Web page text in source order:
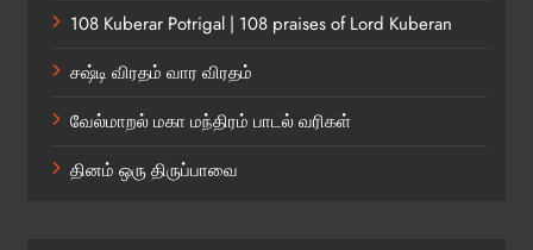
108 Kuberar Potrigal | 108 praises of Lord Kuberan
சஷ்டி விரதம் வார விரதம்
வேல்மாறல் மகா மந்திரம் பாடல் வரிகள்
தினம் ஒரு திருப்பாவை